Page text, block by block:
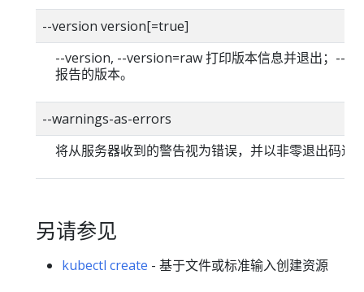
--version version[=true]
--version, --version=raw 打印版本信息并退出；--
报告的版本。
--warnings-as-errors
将从服务器收到的警告视为错误，并以非零退出码退
另请参见
kubectl create - 基于文件或标准输入创建资源